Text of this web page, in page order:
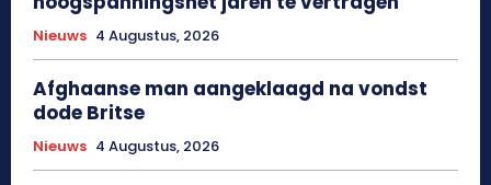
Nieuws 4 Augustus, 2026
Afghaanse man aangeklaagd na vondst
dode Britse
Nieuws 4 Augustus, 2026